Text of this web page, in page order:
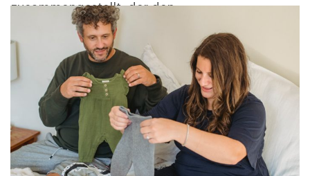
zusammengestellt, der den …